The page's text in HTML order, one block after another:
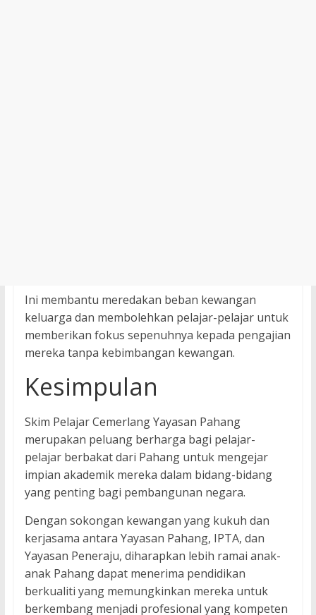
Ini membantu meredakan beban kewangan
keluarga dan membolehkan pelajar-pelajar untuk
memberikan fokus sepenuhnya kepada pengajian
mereka tanpa kebimbangan kewangan.
Kesimpulan
Skim Pelajar Cemerlang Yayasan Pahang
merupakan peluang berharga bagi pelajar-
pelajar berbakat dari Pahang untuk mengejar
impian akademik mereka dalam bidang-bidang
yang penting bagi pembangunan negara.
Dengan sokongan kewangan yang kukuh dan
kerjasama antara Yayasan Pahang, IPTA, dan
Yayasan Peneraju, diharapkan lebih ramai anak-
anak Pahang dapat menerima pendidikan
berkualiti yang memungkinkan mereka untuk
berkembang menjadi profesional yang kompeten